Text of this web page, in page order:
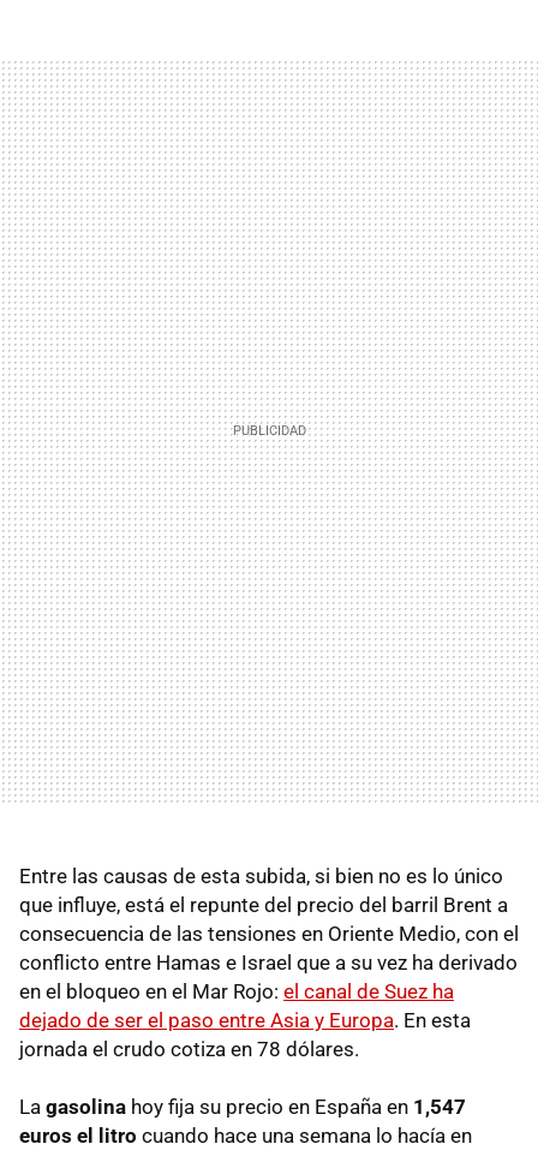
Entre las causas de esta subida, si bien no es lo único
que influye, está el repunte del precio del barril Brent a
consecuencia de las tensiones en Oriente Medio, con el
conflicto entre Hamas e Israel que a su vez ha derivado
en el bloqueo en el Mar Rojo: el canal de Suez ha
dejado de ser el paso entre Asia y Europa. En esta
jornada el crudo cotiza en 78 dólares.
La gasolina hoy fija su precio en España en 1,547
euros el litro cuando hace una semana lo hacía en